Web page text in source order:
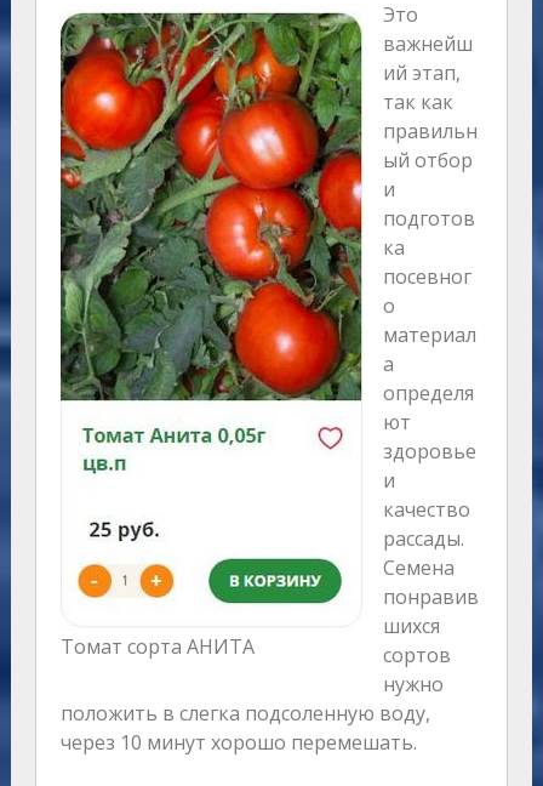
Томат сорта АНИТА
Это
важнейш
ий этап,
так как
правильн
ый отбор
и
подготов
ка
посевног
о
материал
а
определя
ют
здоровье
и
качество
рассады.
Семена
понравив
шихся
сортов
нужно
положить в слегка подсоленную воду,
через 10 минут хорошо перемешать.